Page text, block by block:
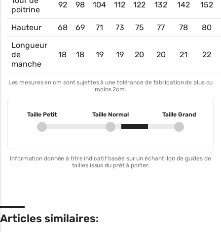
poitrine
92 98 104 112 122 132 142 152
Hauteur 68 69 71 73 75 77 78
80
Longueur
de
manche
18 18 19 19 20 20 21 22
Les mesures en cm sont sujettes à une tolérance de fabrication de plus ou
moins 2cm.
Taille Petit Taille Normal Taille Grand
Information donnée à titre indicatif basée sur un échantillon de guides de
tailles issus du prêt à porter.
Articles similaires: